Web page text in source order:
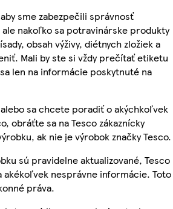
sme zabezpečili správnosť
nakoľko sa potravinárske produkty
obsah výživy, diétnych zložiek a
Mali by ste si vždy prečítať etiketu
len na informácie poskytnuté na
sa chcete poradiť o akýchkoľvek
obráťte sa na Tesco zákaznícky
ak nie je výrobok značky Tesco.
sú pravidelne aktualizované, Tesco
akékoľvek nesprávne informácie. Toto
práva.